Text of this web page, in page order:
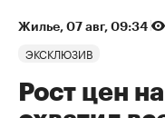
Жилье⁠, 07 авг, 09:34
ЭКСКЛЮЗИВ
Рост цен